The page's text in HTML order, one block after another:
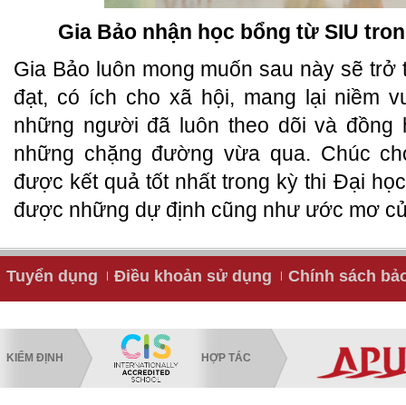
Gia Bảo nhận học bổng từ SIU
Gia Bảo luôn mong muốn sau này sẽ trở
đạt, có ích cho xã hội, mang lại niềm
những người đã luôn theo dõi và đồng
những chặng đường vừa qua. Chúc
được kết quả tốt nhất trong kỳ thi Đại
được những dự định cũng như ước mơ
Tuyển dụng Điều khoản sử dụng Chính sách
KIỂM ĐỊNH HỢP TÁC